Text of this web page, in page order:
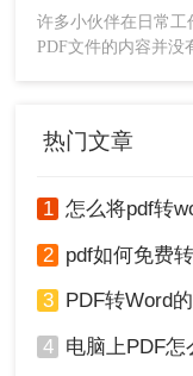
3、如果有要求
Word的转换。那么
将详细介绍几种免费
松完成这一任务。
许多小伙伴在日常工
PDF文件的内容并没
热门文章
1 怎么将pdf转
2 pdf如何免费转化成
3 PDF转Word的三种
4 电脑上PDF怎么免费转